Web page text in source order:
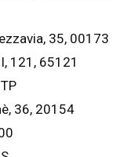
35, 00173
121, 65121
36, 20154